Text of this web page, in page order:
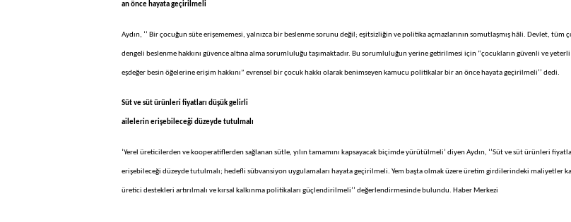
an önce hayata geçirilmeli
Aydın, ‘’ Bir çocuğun süte erişememesi, yalnızca bir beslenme sorunu değil; eşitsizliğin ve politika açmazlarının somutlaşmış hâli. Devlet, tüm
dengeli beslenme hakkını güvence altına alma sorumluluğu taşımaktadır. Bu sorumluluğun yerine getirilmesi için “çocukların güvenli ve
eşdeğer besin öğelerine erişim hakkını” evrensel bir çocuk hakkı olarak benimseyen kamucu politikalar bir an önce hayata geçirilmeli’’ dedi.
Süt ve süt ürünleri fiyatları düşük gelirli
ailelerin erişebileceği düzeyde tutulmalı
‘Yerel üreticilerden ve kooperatiflerden sağlanan sütle, yılın tamamını kapsayacak biçimde yürütülmeli’ diyen Aydın, ‘’Süt ve süt ürünleri
erişebileceği düzeyde tutulmalı; hedefli sübvansiyon uygulamaları hayata geçirilmeli. Yem başta olmak üzere üretim girdilerindeki maliyetler
üretici destekleri artırılmalı ve kırsal kalkınma politikaları güçlendirilmeli’’ değerlendirmesinde bulundu. Haber Merkezi